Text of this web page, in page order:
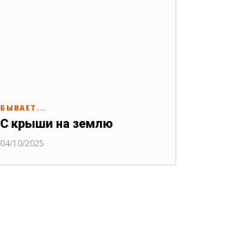
БЫВАЕТ...
С крыши на землю
04/10/2025